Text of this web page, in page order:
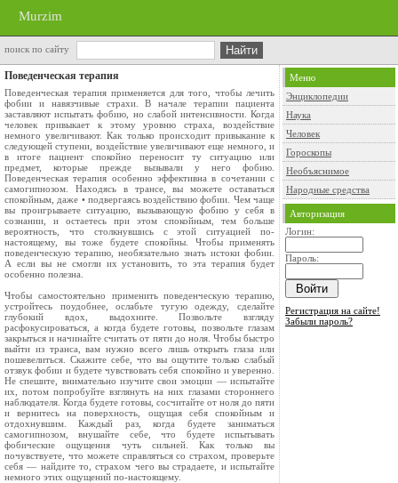
Murzim
поиск по сайту
Поведенческая терапия
Поведенческая терапия применяется для того, чтобы лечить
фобии и навязчивые страхи. В начале терапии пациента
заставляют испытать фобию, но слабой интенсивности. Когда
человек привыкает к этому уровню страха, воздействие
немного увеличивают. Как только происходит привыкание к
следующей ступени, воздействие увеличивают еще немного, и
в итоге пациент спокойно переносит ту ситуацию или
предмет, которые прежде вызывали у него фобию.
Поведенческая терапия особенно эффективна в сочетании с
самогипнозом. Находясь в трансе, вы можете оставаться
спокойным, даже • подвергаясь воздействию фобии. Чем чаще
вы проигрываете ситуацию, вызывающую фобию у себя в
сознании, и остаетесь при этом спокойным, тем больше
вероятность, что столкнувшись с этой ситуацией по-
настоящему, вы тоже будете спокойны. Чтобы применять
поведенческую терапию, необязательно знать истоки фобии.
А если вы не смогли их установить, то эта терапия будет
особенно полезна.
Чтобы самостоятельно применить поведенческую терапию,
устройтесь поудобнее, ослабьте тугую одежду, сделайте
глубокий вдох, выдохните. Позвольте взгляду
расфокусироваться, а когда будете готовы, позвольте глазам
закрыться и начинайте считать от пяти до ноля. Чтобы быстро
выйти из транса, вам нужно всего лишь открыть глаза или
пошевелиться. Скажите себе, что вы ощутите только слабый
отзвук фобии и будете чувствовать себя спокойно и уверенно.
Не спешите, внимательно изучите свои эмоции — испытайте
их, потом попробуйте взглянуть на них глазами стороннего
наблюдателя. Когда будете готовы, сосчитайте от ноля до пяти
и вернитесь на поверхность, ощущая себя спокойным и
отдохнувшим. Каждый раз, когда будете заниматься
самогипнозом, внушайте себе, что будете испытывать
фобические ощущения чуть сильней. Как только вы
почувствуете, что можете справляться со страхом, проверьте
себя — найдите то, страхом чего вы страдаете, и испытайте
немного этих ощущений по-настоящему.
Меню
Энциклопедии
Наука
Человек
Гороскопы
Необъяснимое
Народные средства
Авторизация
Логин:
Пароль:
Регистрация на сайте!
Забыли пароль?